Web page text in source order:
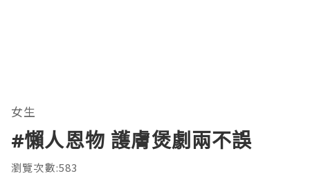
女生
#懶人恩物 護膚煲劇兩不誤
瀏覽次數:583